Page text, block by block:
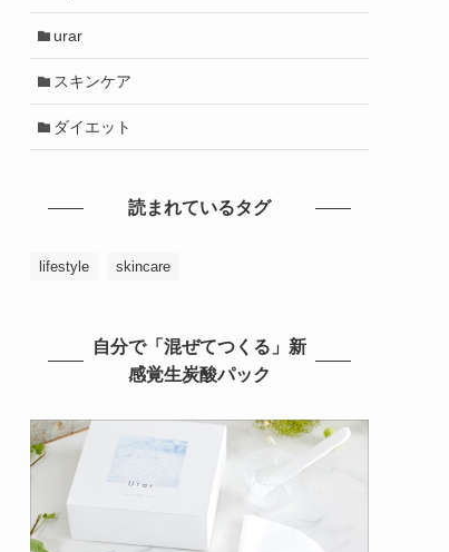
urar
スキンケア
ダイエット
読まれているタグ
lifestyle skincare
自分で「混ぜてつくる」新
感覚生炭酸パック